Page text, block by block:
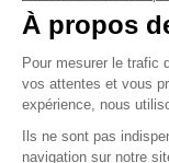
Renouvellement
Présentation
jeux